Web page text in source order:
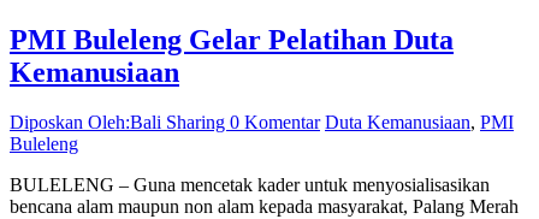
PMI Buleleng Gelar Pelatihan Duta
Kemanusiaan
Diposkan Oleh:Bali Sharing 0 Komentar Duta Kemanusiaan, PMI
Buleleng
BULELENG – Guna mencetak kader untuk menyosialisasikan
bencana alam maupun non alam kepada masyarakat, Palang Merah